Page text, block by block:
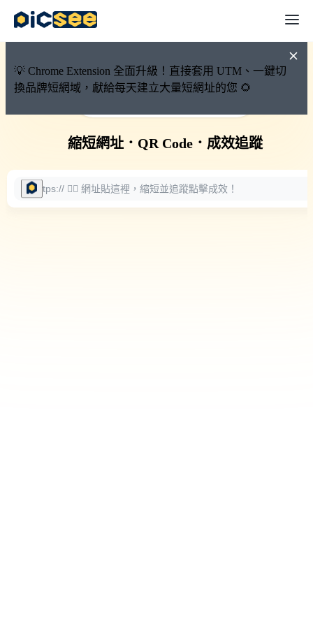
💡 Chrome Extension 全面升級！直接套用 UTM、一鍵切
換品牌短網域，獻給每天建立大量短網址的您 🌻
🚀 PicSee 短網址永久有效
縮短網址． QR Code． 成效追蹤